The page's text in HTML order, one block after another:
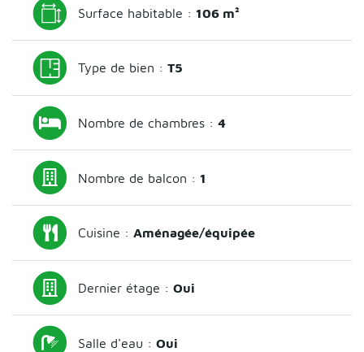
Surface habitable : 106 m²
Type de bien :T5
Nombre de chambres :4
Nombre de balcon : 1
Cuisine :Aménagée/équipée
Dernier étage :Oui
Salle d'eau :Oui